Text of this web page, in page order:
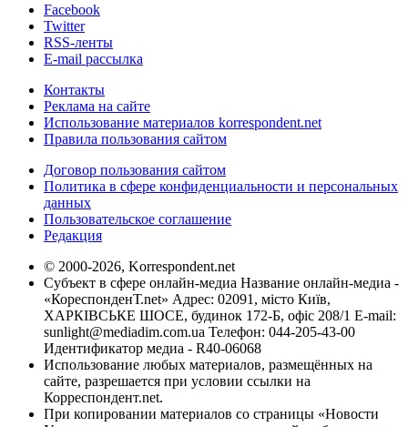
Facebook
Twitter
RSS-ленты
E-mail рассылка
Контакты
Реклама на сайте
Использование материалов korrespondent.net
Правила пользования сайтом
Договор пользования сайтом
Политика в сфере конфиденциальности и персональных
данных
Пользовательское соглашение
Редакция
© 2000-2026, Korrespondent.net
Субъект в сфере онлайн-медиа Название онлайн-медиа -
«КореспонденТ.net» Адрес: 02091, місто Київ,
ХАРКІВСЬКЕ ШОСЕ, будинок 172-Б, офіс 208/1 E-mail:
sunlight@mediadim.com.ua Телефон: 044-205-43-00
Идентификатор медиа - R40-06068
Использование любых материалов, размещённых на
сайте, разрешается при условии ссылки на
Корреспондент.net.
При копировании материалов со страницы «Новости